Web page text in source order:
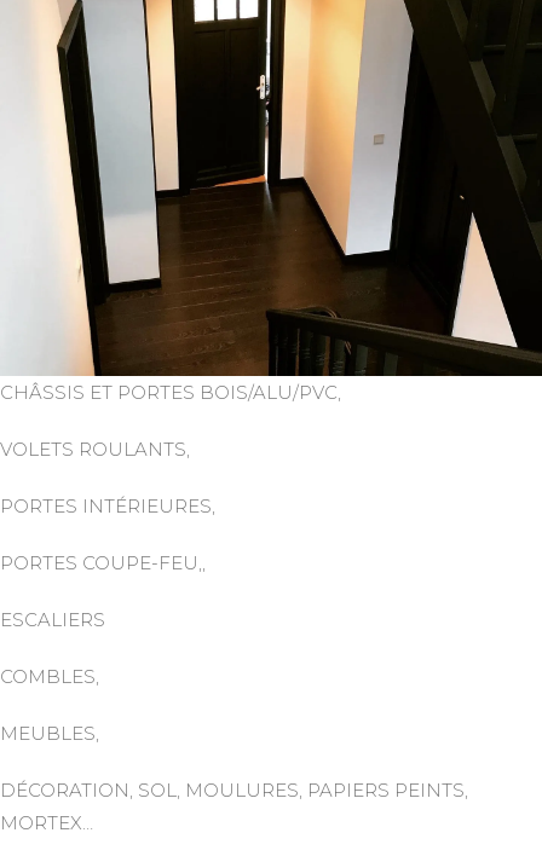
CHÂSSIS ET PORTES BOIS/ALU/PVC,
VOLETS ROULANTS,
PORTES INTÉRIEURES,
PORTES COUPE-FEU,,
ESCALIERS
COMBLES,
MEUBLES,
DÉCORATION, SOL, MOULURES, PAPIERS PEINTS,
MORTEX…